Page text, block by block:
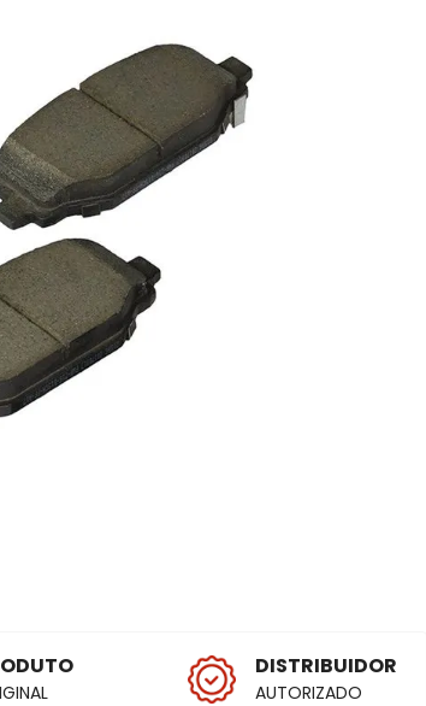
DISTRIBUIDOR
AUTORIZADO